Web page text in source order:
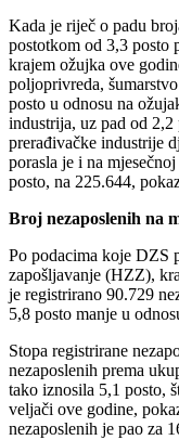
Kada je riječ o padu
postotkom od 3,3 posto
krajem ožujka ove
poljoprivreda,
posto u odnosu na
industrija, uz pad od
prerađivačke industrije
porasla je i na
posto, na 225.644,
Broj nezaposlenih na
Po podacima koje DZS
zapošljavanje (HZZ),
je registrirano 90.729
5,8 posto manje u
Stopa registrirane
nezaposlenih prema
tako iznosila 5,1 posto,
veljači ove godine,
nezaposlenih je pao za